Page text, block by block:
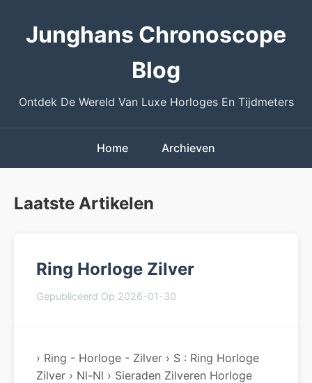
Junghans Chronoscope
Blog
Ontdek De Wereld Van Luxe Horloges En Tijdmeters
Home Archieven
Laatste Artikelen
Ring Horloge Zilver
Gepubliceerd Op 2026-01-30
› Ring - Horloge - Zilver › S : Ring Horloge
Zilver › Nl-Nl › Sieraden Zilveren Horloge